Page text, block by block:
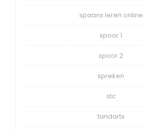
spaans leren online
spoor 1
spoor 2
spreken
stc
tandarts